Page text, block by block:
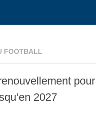
FOOTBALL
2027